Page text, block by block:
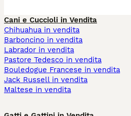
Cani e Cuccioli in Vendita
Chihuahua in vendita
Barboncino in vendita
Labrador in vendita
Pastore Tedesco in vendita
Bouledogue Francese in vendita
Jack Russell in vendita
Maltese in vendita